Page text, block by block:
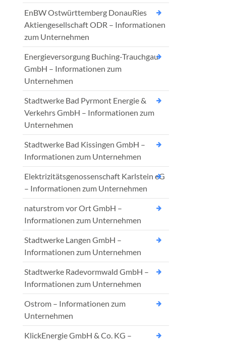
EnBW Ostwürttemberg DonauRies
Aktiengesellschaft ODR – Informationen
zum Unternehmen
Energieversorgung Buching-Trauchgau
GmbH – Informationen zum
Unternehmen
Stadtwerke Bad Pyrmont Energie &
Verkehrs GmbH – Informationen zum
Unternehmen
Stadtwerke Bad Kissingen GmbH –
Informationen zum Unternehmen
Elektrizitätsgenossenschaft Karlstein eG
– Informationen zum Unternehmen
naturstrom vor Ort GmbH –
Informationen zum Unternehmen
Stadtwerke Langen GmbH –
Informationen zum Unternehmen
Stadtwerke Radevormwald GmbH –
Informationen zum Unternehmen
Ostrom – Informationen zum
Unternehmen
KlickEnergie GmbH & Co. KG –